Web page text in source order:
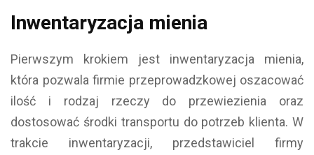
Inwentaryzacja mienia
Pierwszym krokiem jest inwentaryzacja mienia,
która pozwala firmie przeprowadzkowej oszacować
ilość i rodzaj rzeczy do przewiezienia oraz
dostosować środki transportu do potrzeb klienta. W
trakcie inwentaryzacji, przedstawiciel firmy